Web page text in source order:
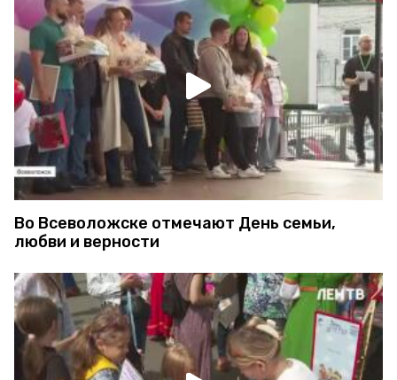
Во Всеволожске отмечают День семьи,
любви и верности